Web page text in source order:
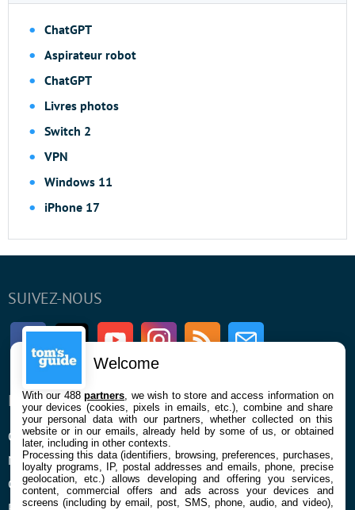
ChatGPT
Aspirateur robot
ChatGPT
Livres photos
Switch 2
VPN
Windows 11
iPhone 17
SUIVEZ-NOUS
FacebookTwitter Youtube InstagramRSS Newsletter
ENTREPRISE
Qui sommes nous
Mentions légales et CGU
Confidentialité et Cookies
À PROPOS
La rédaction
Contact
Welcome
With our 488partners , we wish to store and access information on
your devices (cookies, pixels in emails, etc.), combine and share
your personal data with our partners, whether collected on this
website or in our emails, already held by some of us, or obtained
later, including in other contexts.
Processing this data (identifiers, browsing, preferences, purchases,
loyalty programs, IP, postal addresses and emails, phone, precise
geolocation, etc.) allows developing and offering you services,
content, commercial offers and ads across your devices and
screens (including by email, post, SMS, phone, audio, and video),